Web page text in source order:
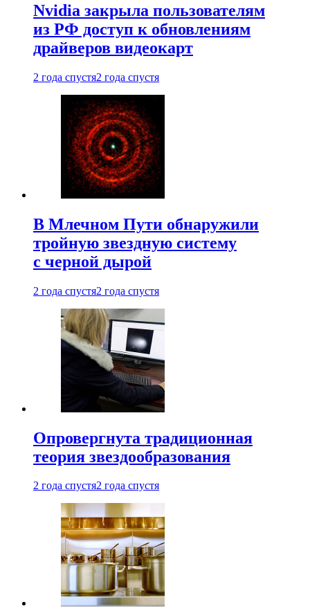
Nvidia закрыла пользователям
из РФ доступ к обновлениям
драйверов видеокарт
2 года спустя2 года спустя
В Млечном Пути обнаружили
тройную звездную систему
с черной дырой
2 года спустя2 года спустя
Опровергнута традиционная
теория звездообразования
2 года спустя2 года спустя